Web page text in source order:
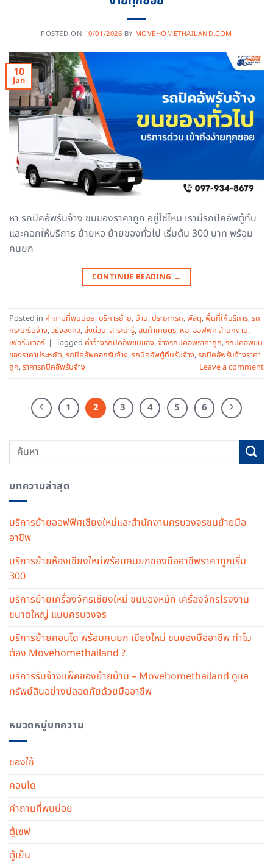
POSTED ON 10/01/2026 BY MOVEHOMETHAILAND.COM
10
Jan
หา รถปิคอัพรับจ้าง ขนของราคาถูก อยู่ใช่ไหม เรามีรถปิคอัพตู้ทึบ
และคอกให้บริการ ย้ายหอ ย้ายของทั่วไป เริ่มต้น 300 บาท พร้อม
คนยก
CONTINUE READING →
Posted in คำถามที่พบบ่อย, บริการย้าย, บ้าน, ประเภทรถ,พัสดุ,พื้นที่ให้บริการ,รถ
กระบะรับจ้าง,วิธีจองคิว,ส่งด่วน,สาระน่ารู้,สินค้าเกษตร, หอ,ออฟฟิศ สำนักงาน,
เฟอร์นิเจอร์ | Tagged ค่าจ้างรถปิคอัพขนของ,จ้างรถปิคอัพราคาถูก,รถปิคอัพขน
ของราคาประหยัด,รถปิคอัพคอกรับจ้าง,รถปิคอัพตู้ทึบรับจ้าง,รถปิคอัพรับจ้างราคา
ถูก,ราคารถปิคอัพรับจ้าง Leave a comment
1 2 3 4 5 6
บทความล่าสุด
บริการย้ายออฟฟิศเชียงใหม่และสำนักงานครบวงจรขนย้ายมือ
อาชีพ
บริการย้ายห้องเชียงใหม่พร้อมคนยกของมืออาชีพราคาถูกเริ่ม
300
บริการย้ายเครื่องจักรเชียงใหม่ ขนของหนัก เครื่องจักรโรงงาน
ขนาดใหญ่ แบบครบวงจร
บริการย้ายคอนโด พร้อมคนยก เชียงใหม่ ขนของมืออาชีพ ทำไม
ต้อง Movehomethailand ?
บริการรับจ้างแพ็คของย้ายบ้าน – Movehomethailand ดูแล
ทรัพย์สินอย่างปลอดภัยด้วยมืออาชีพ
หมวดหมู่บทความ
ของใช้
คอนโด
คำถามที่พบบ่อย
ตู้เซฟ
ตู้เย็น